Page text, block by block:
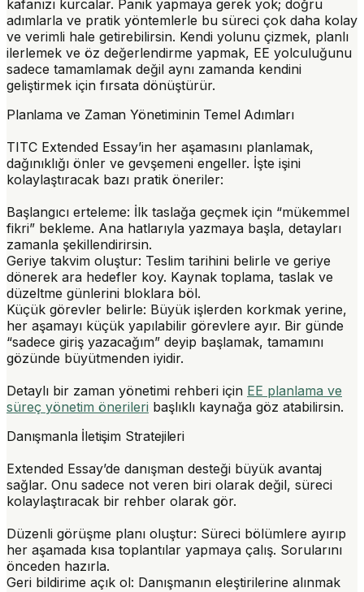
kafanızı kurcalar. Panik yapmaya gerek yok; doğru
adımlarla ve pratik yöntemlerle bu süreci çok daha kolay
ve verimli hale getirebilirsin. Kendi yolunu çizmek, planlı
ilerlemek ve öz değerlendirme yapmak, EE yolculuğunu
sadece tamamlamak değil aynı zamanda kendini
geliştirmek için fırsata dönüştürür.
Planlama ve Zaman Yönetiminin Temel Adımları
TITC Extended Essay’in her aşamasını planlamak,
dağınıklığı önler ve gevşemeni engeller. İşte işini
kolaylaştıracak bazı pratik öneriler:
Başlangıcı erteleme: İlk taslağa geçmek için “mükemmel
fikri” bekleme. Ana hatlarıyla yazmaya başla, detayları
zamanla şekillendirirsin.
Geriye takvim oluştur: Teslim tarihini belirle ve geriye
dönerek ara hedefler koy. Kaynak toplama, taslak ve
düzeltme günlerini bloklara böl.
Küçük görevler belirle: Büyük işlerden korkmak yerine,
her aşamayı küçük yapılabilir görevlere ayır. Bir günde
“sadece giriş yazacağım” deyip başlamak, tamamını
gözünde büyütmenden iyidir.
Detaylı bir zaman yönetimi rehberi için EE planlama ve
süreç yönetim önerileri başlıklı kaynağa göz atabilirsin.
Danışmanla İletişim Stratejileri
Extended Essay’de danışman desteği büyük avantaj
sağlar. Onu sadece not veren biri olarak değil, süreci
kolaylaştıracak bir rehber olarak gör.
Düzenli görüşme planı oluştur: Süreci bölümlere ayırıp
her aşamada kısa toplantılar yapmaya çalış. Sorularını
önceden hazırla.
Geri bildirime açık ol: Danışmanın eleştirilerine alınmak